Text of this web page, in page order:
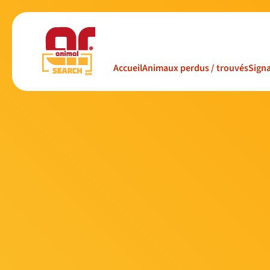
AccueilAnimaux perdus / trouvés